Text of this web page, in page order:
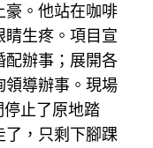
豪。他站在咖啡
睛生疼。項目宣
配辦事；展開各
領導辦事。現場
停止了原地踏
了，只剩下腳踝